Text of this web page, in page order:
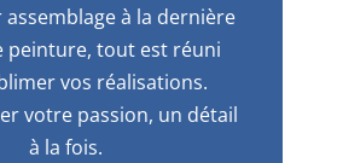
à la dernière
peinture, tout est réuni
vos réalisations.
votre passion, un détail
à la fois.